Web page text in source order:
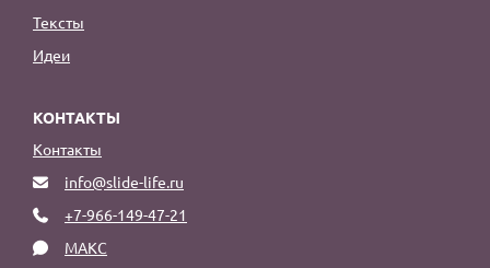
Тексты
Идеи
КОНТАКТЫ
Контакты
info@slide-life.ru
+7-966-149-47-21
МАКС